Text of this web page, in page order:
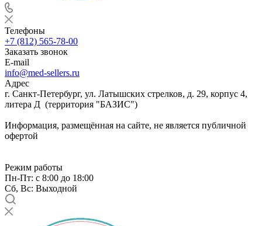
Телефоны
+7 (812) 565-78-00
Заказать звонок
E-mail
info@med-sellers.ru
Адрес
г. Санкт-Петербург, ул. Латышских стрелков, д. 29, корпус 4,
литера Д (территория "БАЗИС")
Информация, размещённая на сайте, не является публичной
офертой
Режим работы
Пн-Пт: с 8:00 до 18:00
Сб, Вс: Выходной